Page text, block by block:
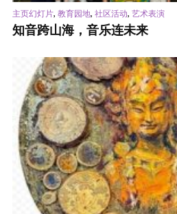
主页幻灯片, 教育园地, 社区活动, 艺术表演
知音跨山海，音乐连未来